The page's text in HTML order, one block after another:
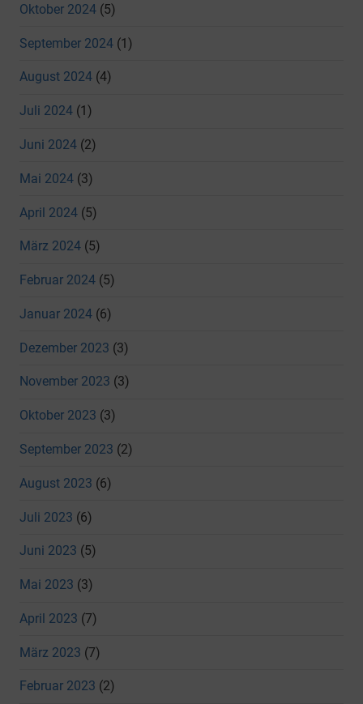
Oktober 2024 (5)
September 2024 (1)
August 2024 (4)
Juli 2024 (1)
Juni 2024 (2)
Mai 2024 (3)
April 2024 (5)
März 2024 (5)
Februar 2024 (5)
Januar 2024 (6)
Dezember 2023 (3)
November 2023 (3)
Oktober 2023 (3)
September 2023 (2)
August 2023 (6)
Juli 2023 (6)
Juni 2023 (5)
Mai 2023 (3)
April 2023 (7)
März 2023 (7)
Februar 2023 (2)